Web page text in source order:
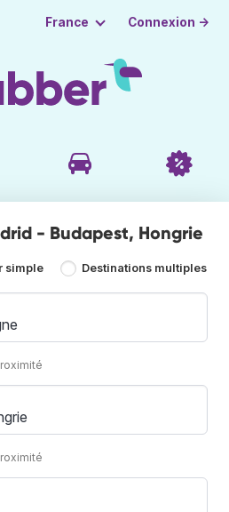
France Connexion →
- Budapest, Hongrie
simple Destinations multiples